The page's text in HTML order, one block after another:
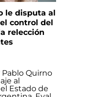
le disputa al
control del
relección